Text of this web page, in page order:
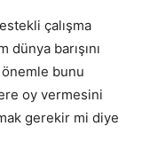
çalışma
barışını
bunu
oy vermesini
gerekir mi diye